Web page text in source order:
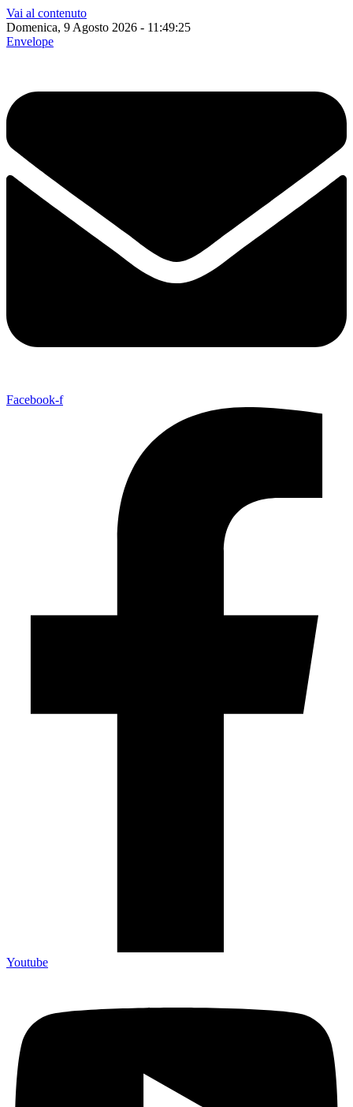
Vai al contenuto
Domenica, 9 Agosto 2026 - 11:49:26
Envelope
Facebook-f
Youtube